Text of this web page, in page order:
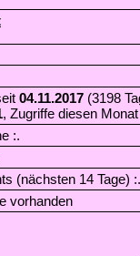
04.11.2017 (3198
, Zugriffe diesen Monat
:.
(nächsten 14 Tage) :.
vorhanden